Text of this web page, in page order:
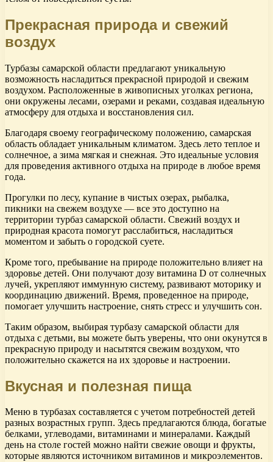
Прекрасная природа и свежий
воздух
Турбазы самарской области предлагают уникальную
возможность насладиться прекрасной природой и свежим
воздухом. Расположенные в живописных уголках региона,
они окружены лесами, озерами и реками, создавая идеальную
атмосферу для отдыха и восстановления сил.
Благодаря своему географическому положению, самарская
область обладает уникальным климатом. Здесь лето теплое и
солнечное, а зима мягкая и снежная. Это идеальные условия
для проведения активного отдыха на природе в любое время
года.
Прогулки по лесу, купание в чистых озерах, рыбалка,
пикники на свежем воздухе — все это доступно на
территории турбаз самарской области. Свежий воздух и
природная красота помогут расслабиться, насладиться
моментом и забыть о городской суете.
Кроме того, пребывание на природе положительно влияет на
здоровье детей. Они получают дозу витамина D от солнечных
лучей, укрепляют иммунную систему, развивают моторику и
координацию движений. Время, проведенное на природе,
помогает улучшить настроение, снять стресс и улучшить сон.
Таким образом, выбирая турбазу самарской области для
отдыха с детьми, вы можете быть уверены, что они окунутся в
прекрасную природу и насытятся свежим воздухом, что
положительно скажется на их здоровье и настроении.
Вкусная и полезная пища
Меню в турбазах составляется с учетом потребностей детей
разных возрастных групп. Здесь предлагаются блюда, богатые
белками, углеводами, витаминами и минералами. Каждый
день на столе гостей можно найти свежие овощи и фрукты,
которые являются источником витаминов и микроэлементов.